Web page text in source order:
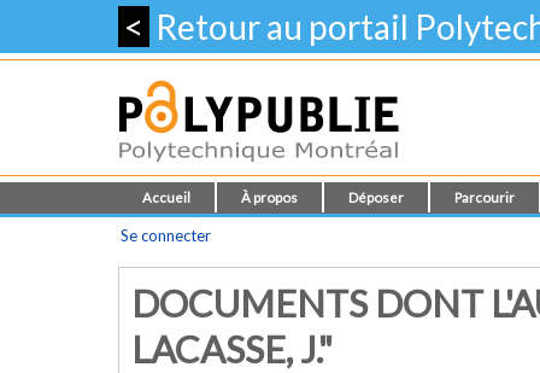
< Retour au portail
Accueil À propos Déposer Parcourir
Se connecter
DOCUMENTS DONT
LACASSE, J."